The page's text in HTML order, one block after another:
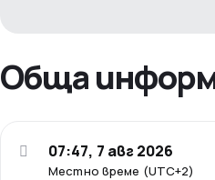
Обща
Местно време (UTC+2)
07:47, 7 авг 2026